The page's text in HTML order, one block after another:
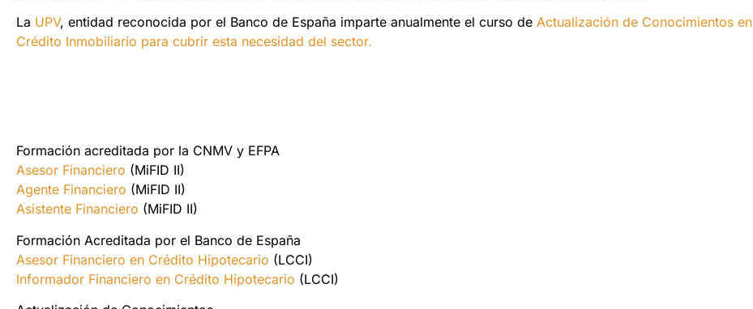
La UPV, entidad reconocida por el Banco de España imparte anualmente el curso de Actualización de Conocimientos en
Crédito Inmobiliario para cubrir esta necesidad del sector.
Formación acreditada por la CNMV y EFPA
Asesor Financiero (MiFID II)
Agente Financiero (MiFID II)
Asistente Financiero (MiFID II)
Formación Acreditada por el Banco de España
Asesor Financiero en Crédito Hipotecario (LCCI)
Informador Financiero en Crédito Hipotecario (LCCI)